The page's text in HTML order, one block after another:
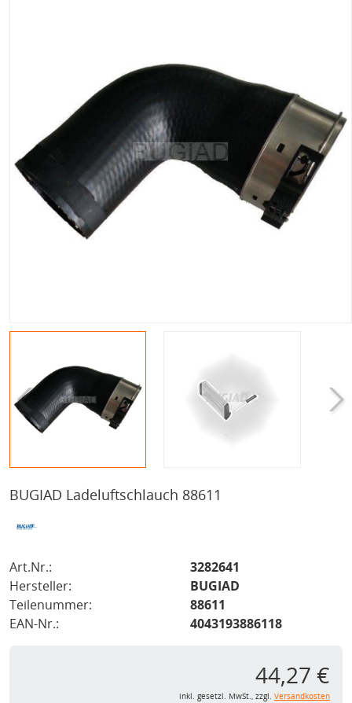
BUGIAD Ladeluftschlauch 88611
Art.Nr.:
3282641
Hersteller:
BUGIAD
Teilenummer:
88611
EAN-Nr.:
4043193886118
44,27 €
inkl. gesetzl. MwSt., zzgl. Versandkosten